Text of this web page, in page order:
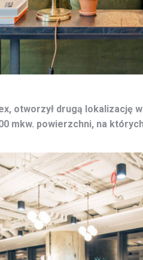
otworzył drugą lokalizację
mkw. powierzchni, na